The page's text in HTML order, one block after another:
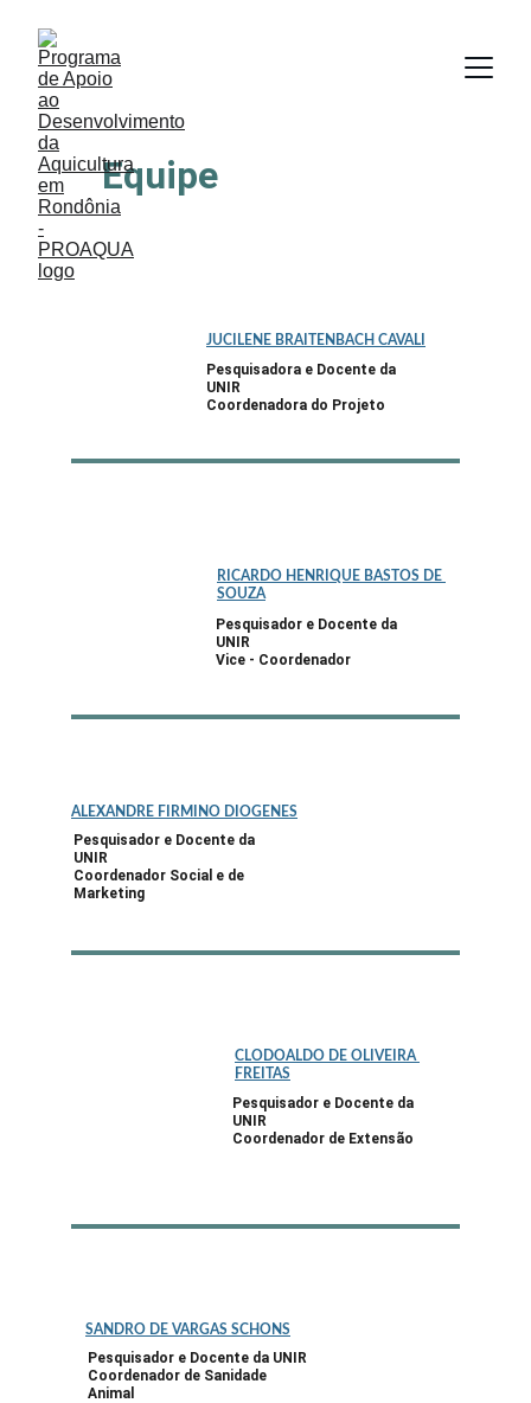
Equipe
JUCILENE BRAITENBACH CAVALI
ALEXANDRE FIRMINO DIOGENES
Pesquisador e Docente da
UNIR
Coordenador Social e de
Marketing
RICARDO HENRIQUE BASTOS DE
SOUZA
Pesquisador e Docente da
UNIR
Vice - Coordenador
CLODOALDO DE OLIVEIRA
FREITAS
SANDRO DE VARGAS SCHONS
Pesquisadora e Docente da
UNIR
Coordenadora do Projeto
Pesquisador e Docente da
UNIR
Coordenador de Extensão
Pesquisador e Docente da UNIR
Coordenador de Sanidade
Animal